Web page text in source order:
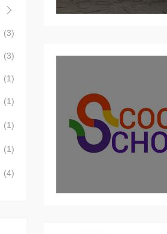
(3)
(3)
(1)
(1)
(1)
(1)
(4)